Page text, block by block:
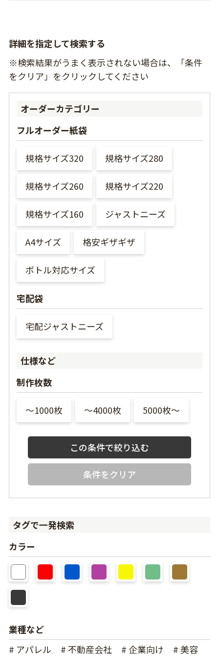
詳細を指定して検索する
※検索結果がうまく表示されない場合は、「条件
をクリア」をクリックしてください
オーダーカテゴリー
フルオーダー紙袋
規格サイズ320 規格サイズ280
規格サイズ260 規格サイズ220
規格サイズ160 ジャストニーズ
A4サイズ 格安ギザギザ
ボトル対応サイズ
宅配袋
宅配ジャストニーズ
仕様など
制作枚数
〜1000枚 〜4000枚 5000枚〜
条件をクリア
タグで一発検索
カラー
業種など
# アパレル
# 不動産会社 # 企業向け
# 美容